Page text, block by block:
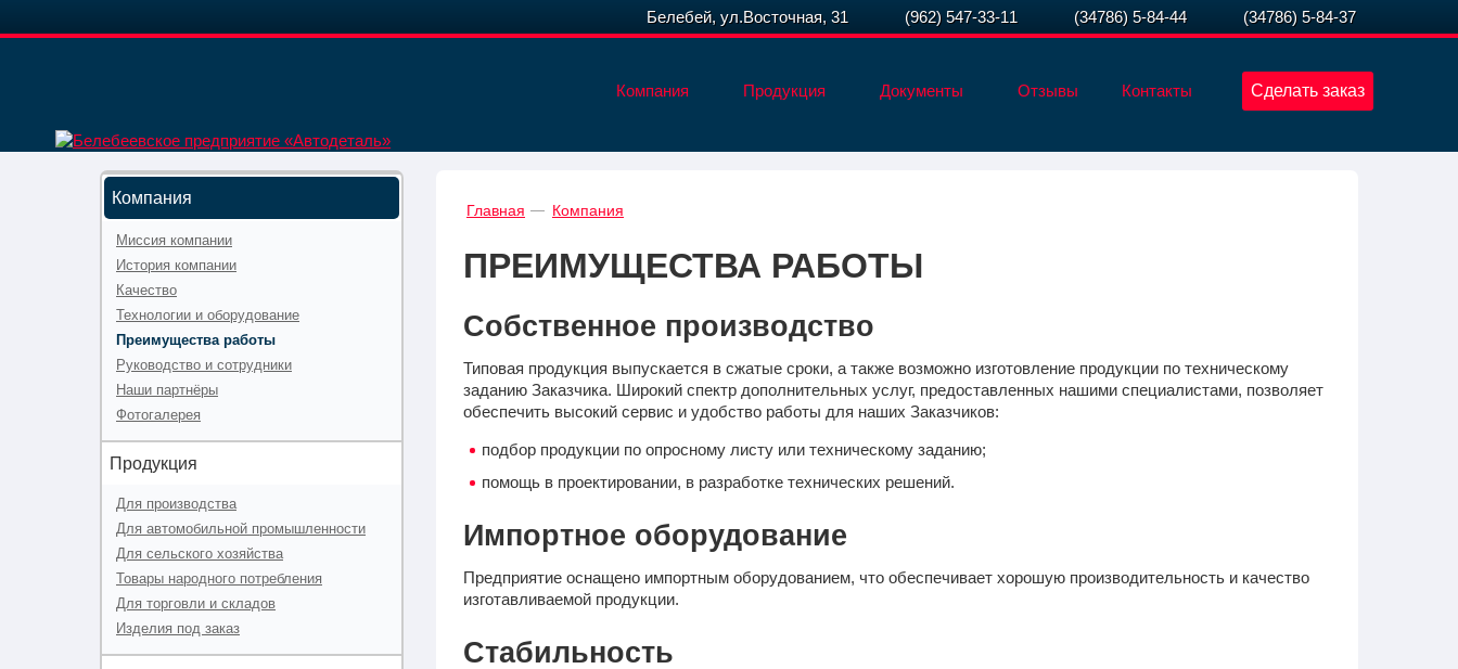
Компания Продукция Документы Отзывы Контакты Сделать заказ
Белебей, ул.Восточная, 31 (962) 547-33-11 (34786) 5-84-44 (34786) 5-84-37
Компания
Миссия компании
История компании
Качество
Технологии и оборудование
Преимущества работы
Руководство и сотрудники
Наши партнёры
Фотогалерея
Продукция
Для производства
Для автомобильной промышленности
Для сельского хозяйства
Товары народного потребления
Для торговли и складов
Изделия под заказ
Главная Компания
ПРЕИМУЩЕСТВА РАБОТЫ
Собственное производство
Типовая продукция выпускается в сжатые сроки, а также возможно изготовление продукции по техническому
заданию Заказчика. Широкий спектр дополнительных услуг, предоставленных нашими специалистами, позволяет
обеспечить высокий сервис и удобство работы для наших Заказчиков:
подбор продукции по опросному листу или техническому заданию;
помощь в проектировании, в разработке технических решений.
Импортное оборудование
Предприятие оснащено импортным оборудованием, что обеспечивает хорошую производительность и качество
изготавливаемой продукции.
Стабильность